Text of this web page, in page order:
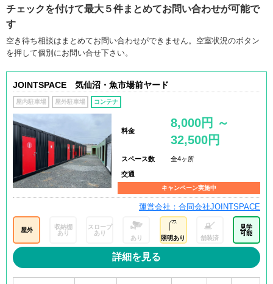
チェックを付けて最大５件まとめてお問い合わせが可能で
す
空き待ち相談はまとめてお問い合わせができません。空室状況のボタン
を押して個別にお問い合せ下さい。
JOINTSPACE 気仙沼・魚市場前ヤード
屋内駐車場 屋外駐車場 コンテナ
料金
8,000円 ～
32,500円
スペース数 全4ヶ所
交通
キャンペーン実施中
運営会社：合同会社JOINTSPACE
屋外
収納棚
あり
スロープ
あり
あり 照明あり 舗装済
見学
可能
詳細を見る